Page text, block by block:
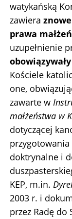
watykańską
zawiera
prawa
uzupełnienie
Kościele
one,
zawarte w
małżeństwa w
dotyczącej
doktrynalne i
KEP, m.in.
2003 r. i
przez Radę do